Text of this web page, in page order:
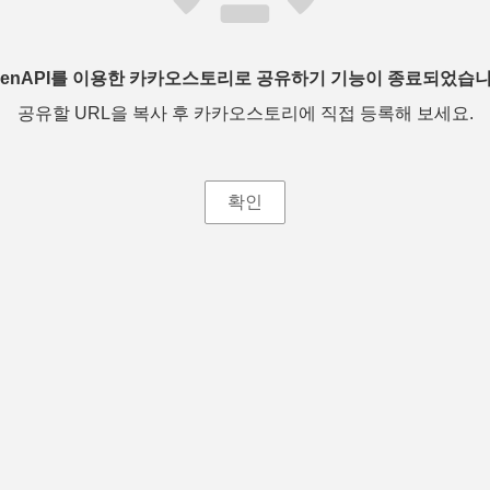
를 이용한 카카오스토리로 공유하기 기능이 종료되었습
공유할 URL을 복사 후 카카오스토리에 직접 등록해 보세요.
확인